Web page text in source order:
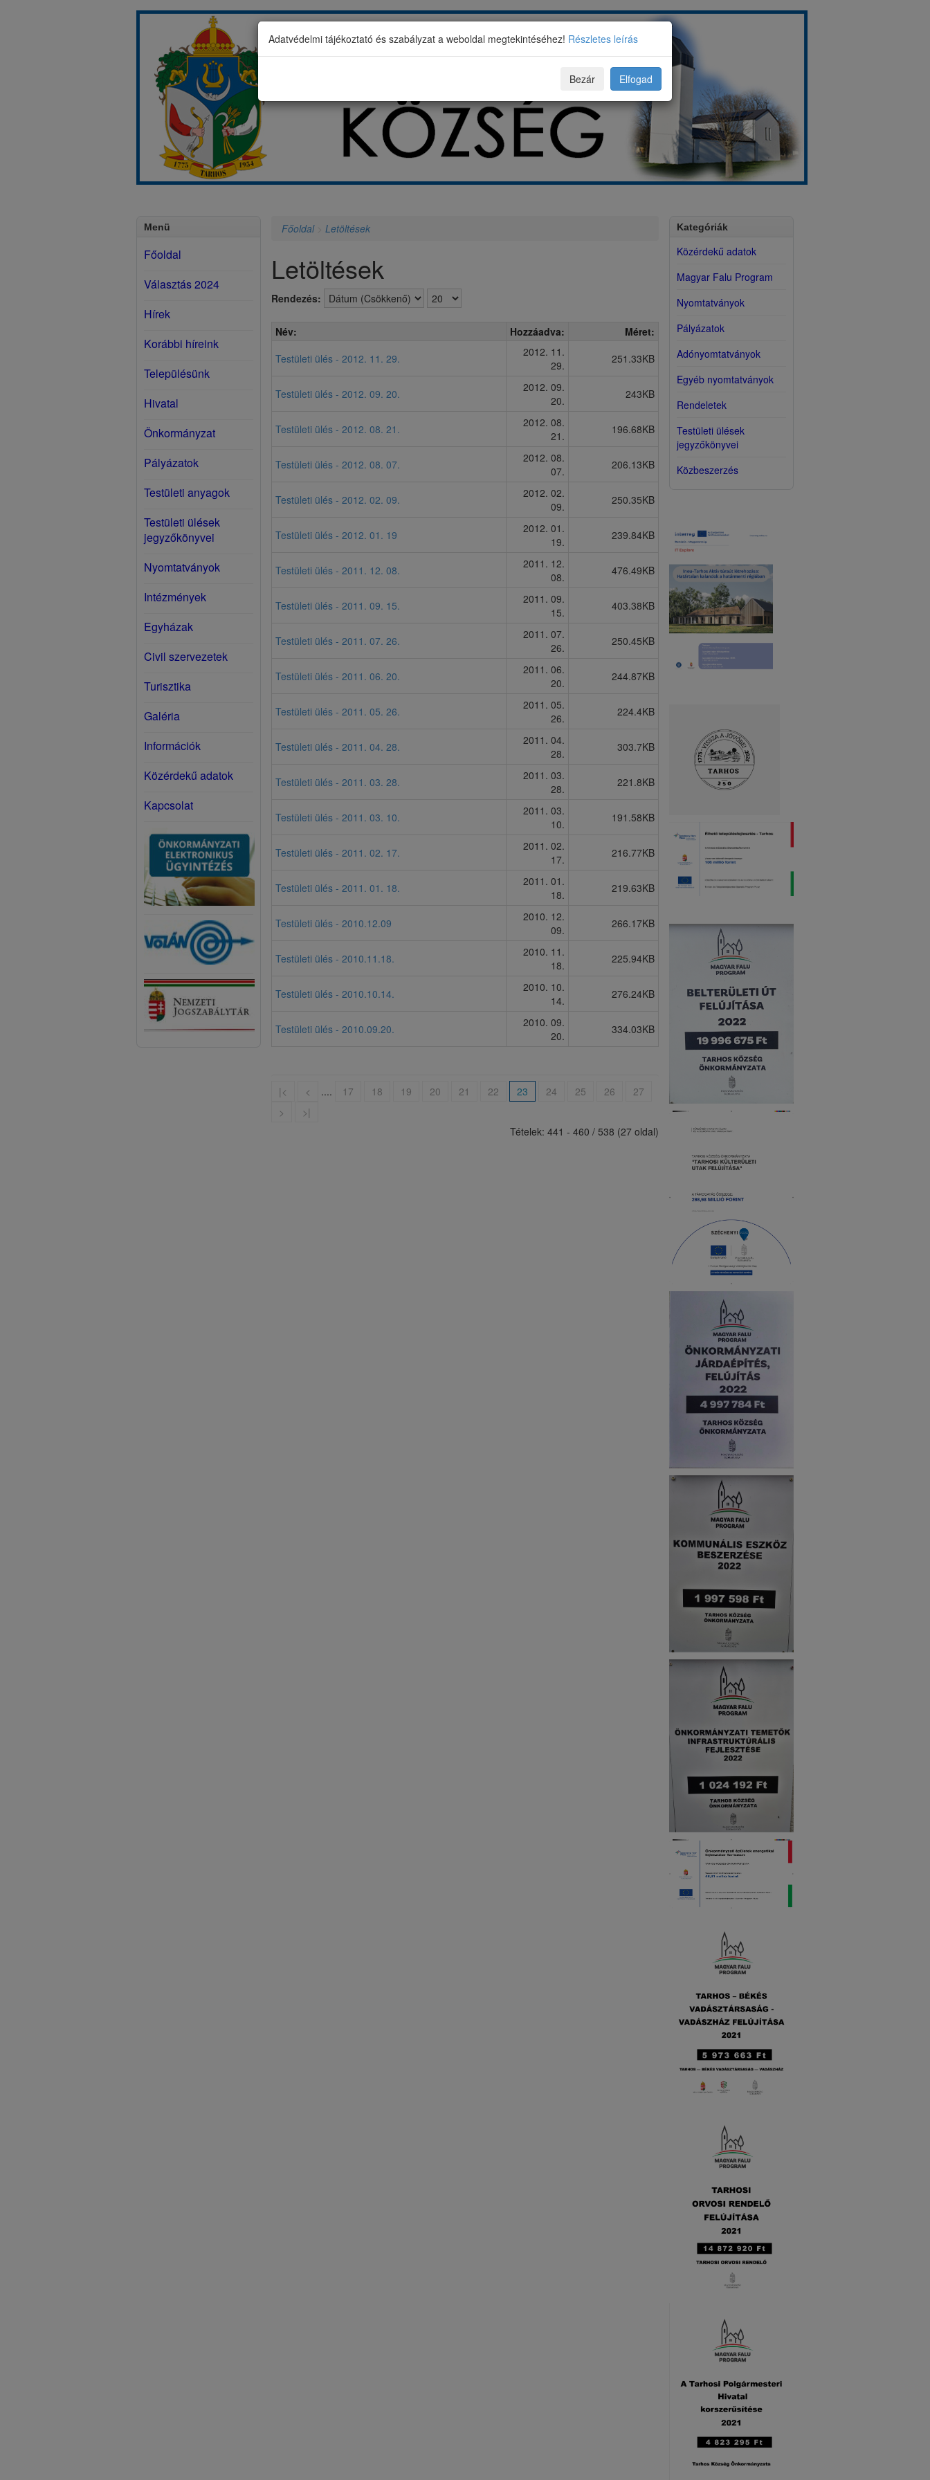
Menü
Főoldal
Választás 2024
Hírek
Korábbi híreink
Településünk
Hivatal
Önkormányzat
Pályázatok
Testületi anyagok
Testületi ülések
jegyzőkönyvei
Nyomtatványok
Intézmények
Egyházak
Civil szervezetek
Turisztika
Galéria
Információk
Közérdekű adatok
Kapcsolat
Kategóriák
Közérdekű adatok
Magyar Falu Program
Nyomtatványok
Pályázatok
Adónyomtatványok
Egyéb nyomtatványok
Rendeletek
Testületi ülések
jegyzőkönyvei
Közbeszerzés
Főoldal> Letöltések
Letöltések
Rendezés:
Név: Hozzáadva:
Méret:
Testületi ülés - 2012. 11. 29.
2012. 11.
29.
251.33KB
Testületi ülés - 2012. 09. 20.
2012. 09.
20.
243KB
Testületi ülés - 2012. 08. 21.
2012. 08.
21.
196.68KB
Testületi ülés - 2012. 08. 07.
2012. 08.
07.
206.13KB
Testületi ülés - 2012. 02. 09.
2012. 02.
09.
250.35KB
Testületi ülés - 2012. 01. 19
2012. 01.
19.
239.84KB
Testületi ülés - 2011. 12. 08.
2011. 12.
08.
476.49KB
Testületi ülés - 2011. 09. 15.
2011. 09.
15.
403.38KB
Testületi ülés - 2011. 07. 26.
2011. 07.
26.
250.45KB
Testületi ülés - 2011. 06. 20.
2011. 06.
20.
244.87KB
Testületi ülés - 2011. 05. 26.
2011. 05.
26.
224.4KB
Testületi ülés - 2011. 04. 28.
2011. 04.
28.
303.7KB
Testületi ülés - 2011. 03. 28.
2011. 03.
28.
221.8KB
Testületi ülés - 2011. 03. 10.
2011. 03.
10.
191.58KB
Testületi ülés - 2011. 02. 17.
2011. 02.
17.
216.77KB
Testületi ülés - 2011. 01. 18.
2011. 01.
18.
219.63KB
Testületi ülés - 2010.12.09
2010. 12.
09.
266.17KB
Testületi ülés - 2010.11.18.
2010. 11.
18.
225.94KB
Testületi ülés - 2010.10.14.
2010. 10.
14.
276.24KB
Testületi ülés - 2010.09.20.
2010. 09.
20.
334.03KB
|< < .... 17 18 19 20 21 22 23 24 25 26
27
>
>|
Tételek: 441 - 460 / 538 (27 oldal)
Adatvédelmi tájékoztató és szabályzat a weboldal megtekintéséhez! Részletes leírás
Bezár Elfogad